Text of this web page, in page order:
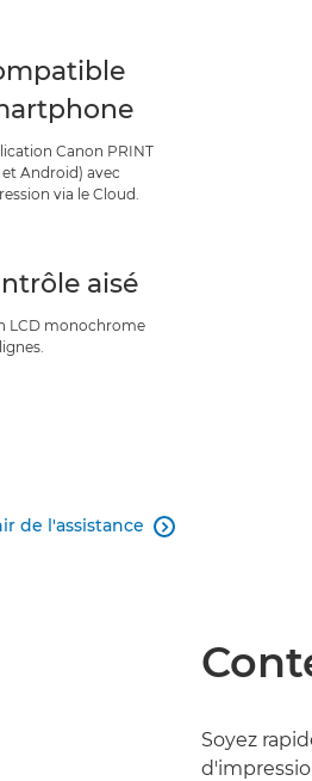
Canon PRINT
et Android) avec
via le Cloud.
aisé
LCD monochrome
de l'assistance 
Soyez